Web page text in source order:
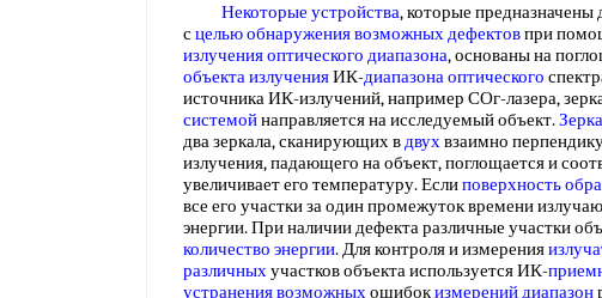
Некоторые устройства, которые предназначены
сцелью обнаружениявозможных дефектовпри
излученияоптического диапазона, основаны на
объекта излученияИК-диапазона оптического
источника ИК-излучений, например СОг-лазера,
системойнаправляется на исследуемый объект.
два зеркала, сканирующих вдвухвзаимно
излучения, падающего на объект, поглощается и
увеличивает его температуру. Еслиповерхность
все его участки за один промежуток времени
энергии. При наличии дефекта различные участки
количество энергии. Для контроля и измерения
различныхучастков объекта используется ИК-
устранения возможныхошибокизмерений диапазон